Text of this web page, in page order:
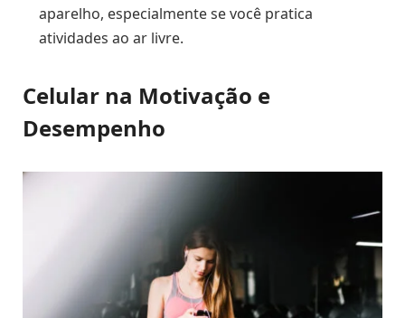
aparelho, especialmente se você pratica
atividades ao ar livre.
Celular na Motivação e
Desempenho